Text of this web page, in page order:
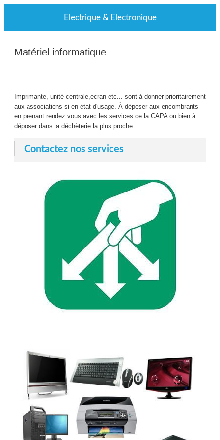
Electrique & Electronique
Matériel informatique
Imprimante, unité centrale,ecran etc... sont à donner prioritairement
aux associations si en état d'usage. À déposer aux encombrants
en prenant rendez vous avec les services de la CAPA ou bien à
déposer dans la déchèterie la plus proche.
Contactez nos services